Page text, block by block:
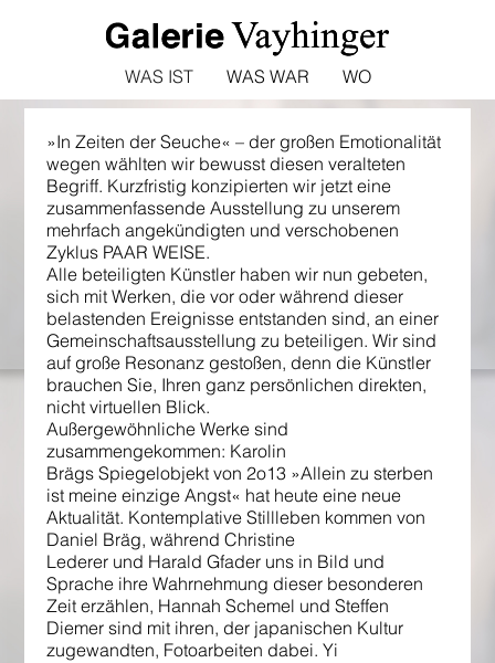
WAS IST WAS WAR WO
»In Zeiten der Seuche« – der großen Emotionalität
wegen wählten wir bewusst diesen veralteten
Begriff. Kurzfristig konzipierten wir jetzt eine
zusammenfassende Ausstellung zu unserem
mehrfach angekündigten und verschobenen
Zyklus PAAR WEISE.
Alle beteiligten Künstler haben wir nun gebeten,
sich mit Werken, die vor oder während dieser
belastenden Ereignisse entstanden sind, an einer
Gemeinschaftsausstellung zu beteiligen. Wir sind
auf große Resonanz gestoßen, denn die Künstler
brauchen Sie, Ihren ganz persönlichen direkten,
nicht virtuellen Blick.
Außergewöhnliche Werke sind
zusammengekommen: Karolin
Brägs Spiegelobjekt von 2o13 »Allein zu sterben
ist meine einzige Angst« hat heute eine neue
Aktualität. Kontemplative Stillleben kommen von
Daniel Bräg, während Christine
Lederer und Harald Gfader uns in Bild und
Sprache ihre Wahrnehmung dieser besonderen
Zeit erzählen, Hannah Schemel und Steffen
Diemer sind mit ihren, der japanischen Kultur
zugewandten, Fotoarbeiten dabei. Yi